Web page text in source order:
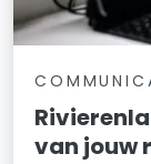
van jouw